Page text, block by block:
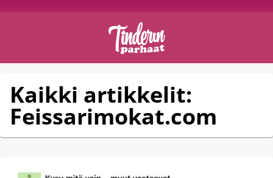
Kaikki artikkelit:
Feissarimokat.com